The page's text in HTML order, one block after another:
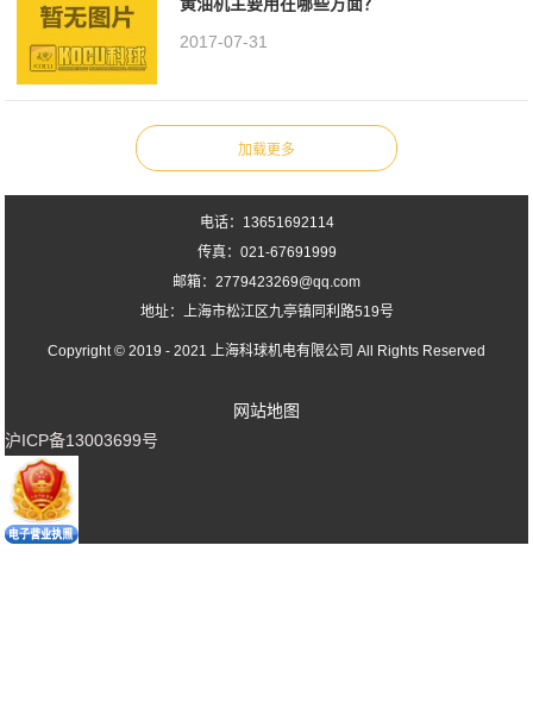
2017-07-31
电话：13651692114
传真：021-67691999
邮箱：2779423269@qq.com
地址：上海市松江区九亭镇同利路519号
Copyright © 2019 - 2021 上海科球机电有限公司 All Rights Reserved
网站地图
沪ICP备13003699号